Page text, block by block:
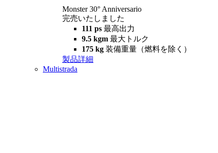
Monster 30° Anniversario
完売いたしました
111 ps 最高出力
9.5 kgm 最大トルク
175 kg 装備重量（燃料を除く）
製品詳細
Multistrada